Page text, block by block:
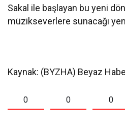
Sakal ile başlayan bu yeni
müzikseverlere sunacağı
Kaynak: (BYZHA) Beyaz
0 0 0